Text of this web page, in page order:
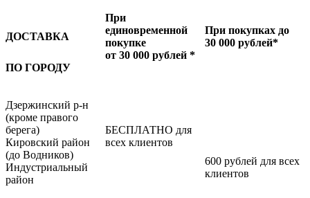
ДОСТАВКА
При
единовременной
покупке
от 30 000 рублей *
При покупках до
30 000 рублей*
ПО ГОРОДУ
Дзержинский р-н
(кроме правого
берега)
Кировский район
(до Водников)
Индустриальный
район
БЕСПЛАТНО для
всех клиентов
600 рублей для всех
клиентов